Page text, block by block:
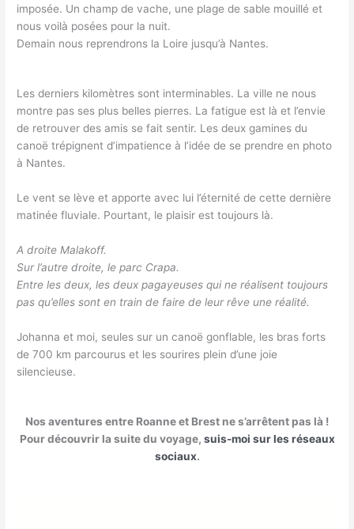
imposée. Un champ de vache, une plage de sable mouillé et
nous voilà posées pour la nuit.
Demain nous reprendrons la Loire jusqu’à Nantes.
Les derniers kilomètres sont interminables. La ville ne nous
montre pas ses plus belles pierres. La fatigue est là et l’envie
de retrouver des amis se fait sentir. Les deux gamines du
canoë trépignent d’impatience à l’idée de se prendre en photo
à Nantes.
Le vent se lève et apporte avec lui l’éternité de cette dernière
matinée fluviale. Pourtant, le plaisir est toujours là.
A droite Malakoff.
Sur l’autre droite, le parc Crapa.
Entre les deux, les deux pagayeuses qui ne réalisent toujours
pas qu’elles sont en train de faire de leur rêve une réalité.
Johanna et moi, seules sur un canoë gonflable, les bras forts
de 700 km parcourus et les sourires plein d’une joie
silencieuse.
Nos aventures entre Roanne et Brest ne s’arrêtent pas là !
Pour découvrir la suite du voyage, suis-moi sur les réseaux
sociaux.